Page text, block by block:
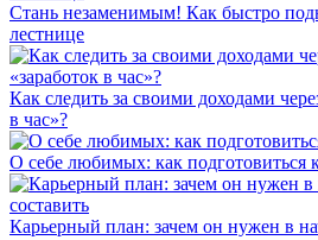
Стань незаменимым! Как быстро
лестнице
Как следить за своими доходами
в час»?
О себе любимых: как подготовиться
Карьерный план: зачем он нужен в